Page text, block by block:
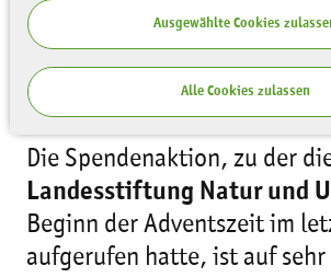
Ausgewählte Cookies
Alle Cookies zulassen
Die Spendenaktion, zu der
Landesstiftung Natur und
Beginn der Adventszeit im
aufgerufen hatte, ist auf